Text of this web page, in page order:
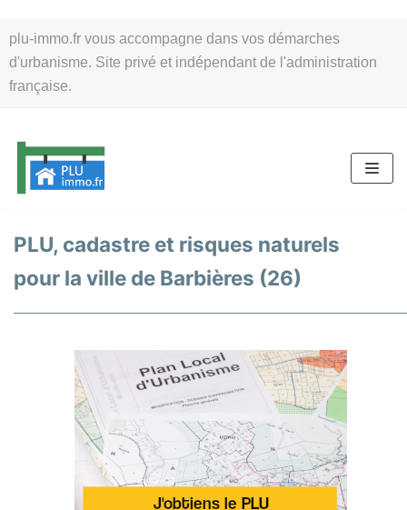
plu-immo.fr vous accompagne dans vos démarches
d'urbanisme. Site privé et indépendant de l'administration
française.
au
contenu
PLU, cadastre et risques naturels
pour la ville de Barbières (26)